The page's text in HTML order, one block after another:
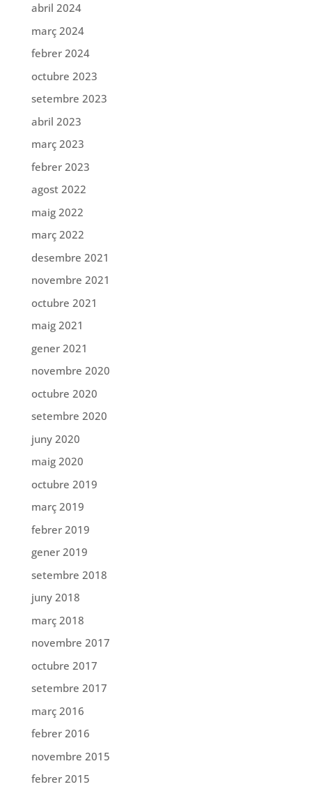
abril 2024
març 2024
febrer 2024
octubre 2023
setembre 2023
abril 2023
març 2023
febrer 2023
agost 2022
maig 2022
març 2022
desembre 2021
novembre 2021
octubre 2021
maig 2021
gener 2021
novembre 2020
octubre 2020
setembre 2020
juny 2020
maig 2020
octubre 2019
març 2019
febrer 2019
gener 2019
setembre 2018
juny 2018
març 2018
novembre 2017
octubre 2017
setembre 2017
març 2016
febrer 2016
novembre 2015
febrer 2015